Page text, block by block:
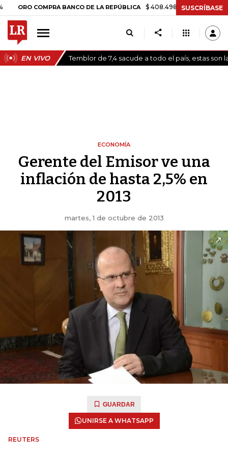
COMPRA BANCO DE LA REPÚBLICA $ 408.498,97 +$ 8.753,81 +2,19%
SUSCRÍBASE
EN VIVO Temblor de 7,4 sacude a todo el país, estas son
ECONOMÍA
Gerente del Emisor ve una
inflación de hasta 2,5% en
2013
martes, 1 de octubre de 2013
GUARDAR
UNIRSE A WHATSAPP
REUTERS